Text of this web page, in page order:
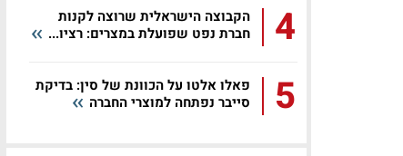
4
הקבוצה הישראלית שרוצה לקנות
חברת נפט שפועלת במצרים: רציו...
5
פאלו אלטו על הכוונת של סין: בדיקת
סייבר נפתחה למוצרי החברה